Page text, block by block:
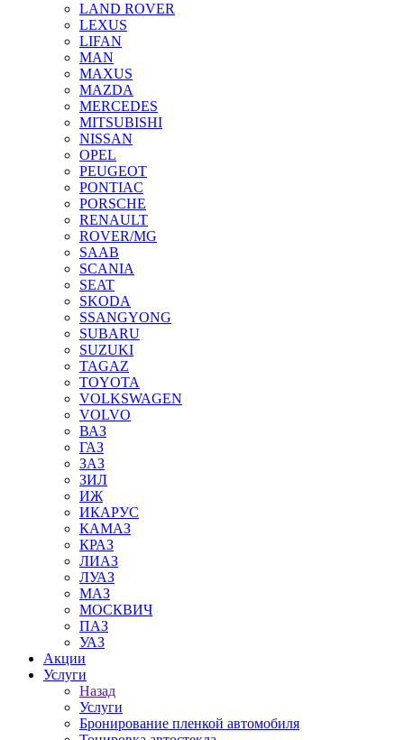
LAND ROVER
LEXUS
LIFAN
MAN
MAXUS
MAZDA
MERCEDES
MITSUBISHI
NISSAN
OPEL
PEUGEOT
PONTIAC
PORSCHE
RENAULT
ROVER/MG
SAAB
SCANIA
SEAT
SKODA
SSANGYONG
SUBARU
SUZUKI
TAGAZ
TOYOTA
VOLKSWAGEN
VOLVO
ВАЗ
ГАЗ
ЗАЗ
ЗИЛ
ИЖ
ИКАРУС
КАМАЗ
КРАЗ
ЛИАЗ
ЛУАЗ
МАЗ
МОСКВИЧ
ПАЗ
УАЗ
Акции
Услуги
Назад
Услуги
Бронирование пленкой автомобиля